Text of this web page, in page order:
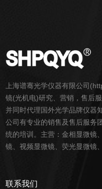
上海谱骞光学仪器有限公司
镜(光机电)研究、营销，售后
并同时代理国外光学品牌仪器
公司有专业的销售及售后服务
统的培训。主营： 金相显微镜、
镜、 视频显微镜、荧光显微镜
联系我们